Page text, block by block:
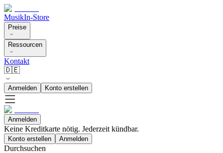
MusikIn-Store
Preise
Ressourcen
Kontakt
🇩🇪
Anmelden Konto erstellen
Anmelden
Keine Kreditkarte nötig. Jederzeit kündbar.
Konto erstellen Anmelden
Durchsuchen